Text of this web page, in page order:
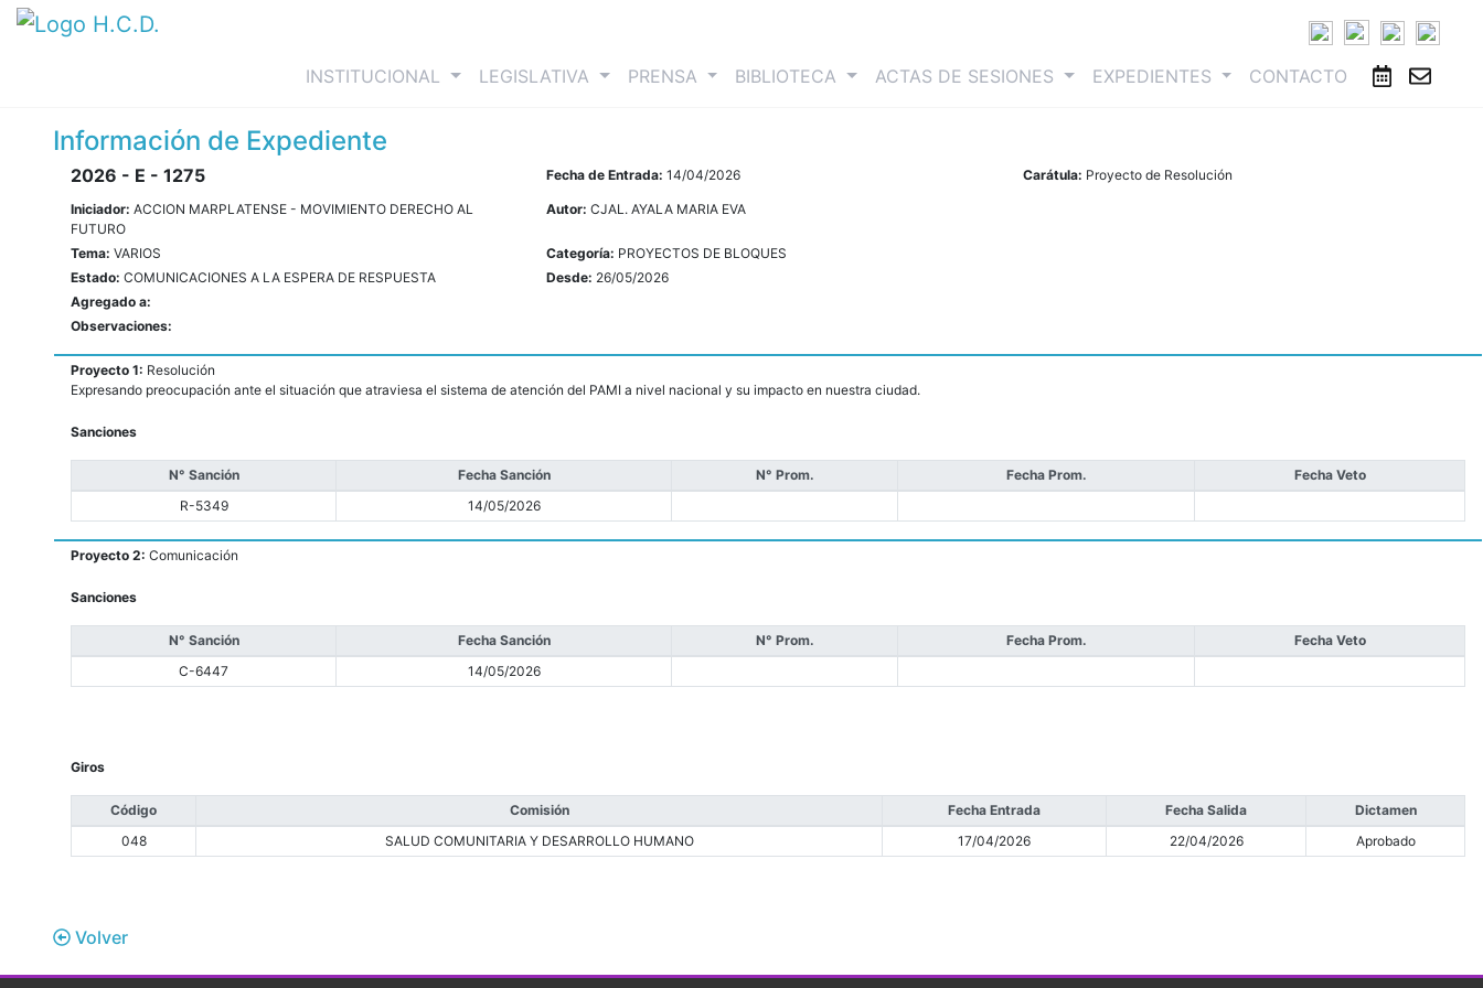
INSTITUCIONAL (current)LEGISLATIVA PRENSA BIBLIOTECA ACTAS DE SESIONES EXPEDIENTES CONTACTO
Información de Expediente
2026 - E - 1275 Fecha de Entrada:14/04/2026 Carátula: Proyecto de Resolución
Iniciador: ACCION MARPLATENSE - MOVIMIENTO DERECHO AL
FUTURO
Autor:CJAL. AYALA MARIA EVA
Tema: VARIOS Categoría: PROYECTOS DE BLOQUES
Estado: COMUNICACIONES A LA ESPERA DE RESPUESTA Desde: 26/05/2026
Agregado a:
Observaciones:
Proyecto 1: Resolución
Expresando preocupación ante el situación que atraviesa el sistema de atención del PAMI a nivel nacional y su impacto en nuestra ciudad.
Sanciones
N° Sanción Fecha Sanción N° Prom. Fecha Prom.
Fecha Veto
R-5349
14/05/2026
Proyecto 2: Comunicación
Sanciones
N° Sanción Fecha Sanción N° Prom. Fecha Prom.
Fecha Veto
C-6447
14/05/2026
Giros
Código Comisión Fecha Entrada Fecha Salida
Dictamen
048
SALUD COMUNITARIA Y DESARROLLO HUMANO 17/04/2026 22/04/2026 Aprobado
Volver